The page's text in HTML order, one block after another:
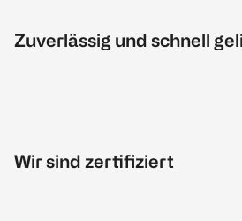
Zuverlässig und schnell
Wir sind zertifiziert